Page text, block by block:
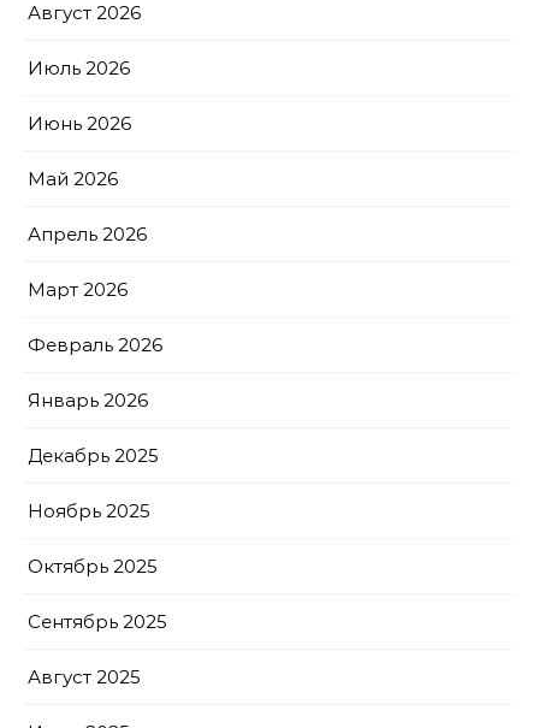
Август 2026
Июль 2026
Июнь 2026
Май 2026
Апрель 2026
Март 2026
Февраль 2026
Январь 2026
Декабрь 2025
Ноябрь 2025
Октябрь 2025
Сентябрь 2025
Август 2025